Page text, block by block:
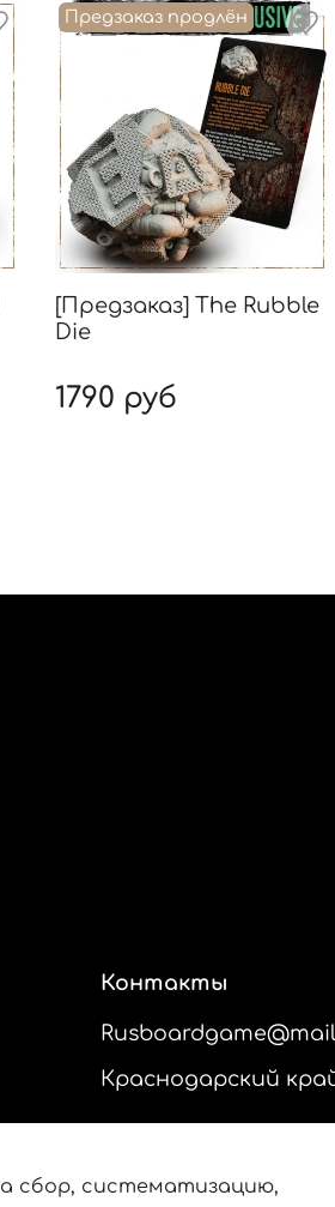
Предзаказ продлён
[Предзаказ] The Rubble
Die
1790 руб
Контакты
Краснодарский
сбор, систематизацию,